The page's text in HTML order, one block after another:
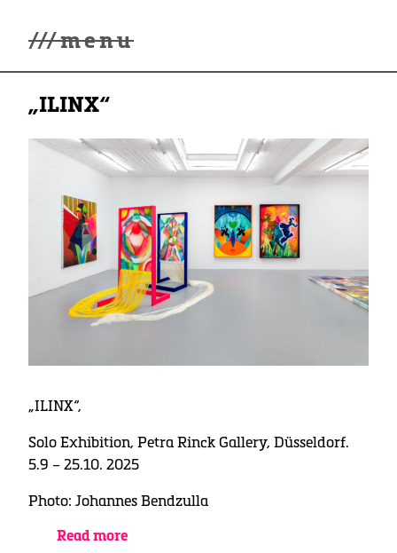
///menu
winterwonderland
Lüde in Ekcten
Ausstellungen
3d Museum
English
Deutsch
„ILINX“
„ILINX“,
Solo Exhibition, Petra Rinck Gallery, Düsseldorf.
5.9 – 25.10. 2025
Photo: Johannes Bendzulla
Read more